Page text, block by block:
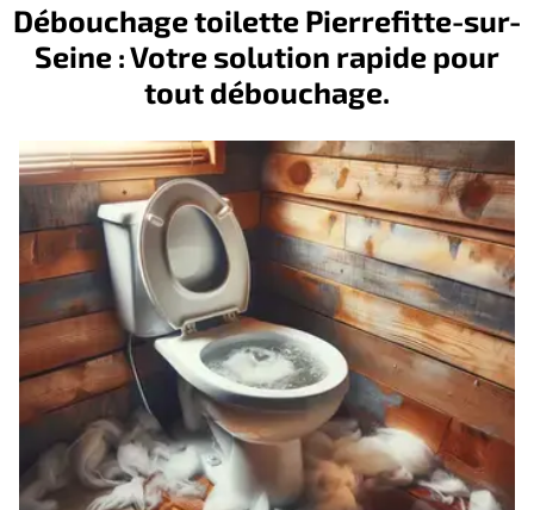
Débouchage toilette Pierrefitte-sur-
Seine : Votre solution rapide pour
tout débouchage.